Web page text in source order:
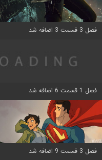
فصل 3 قسمت 3 اضافه شد
فصل 1 قسمت 6 اضافه شد
فصل 3 قسمت 9 اضافه شد